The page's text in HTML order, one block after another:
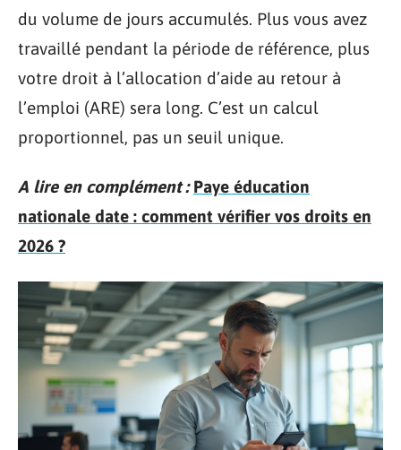
du volume de jours accumulés. Plus vous avez
travaillé pendant la période de référence, plus
votre droit à l’allocation d’aide au retour à
l’emploi (ARE) sera long. C’est un calcul
proportionnel, pas un seuil unique.
A lire en complément : Paye éducation
nationale date : comment vérifier vos droits en
2026 ?